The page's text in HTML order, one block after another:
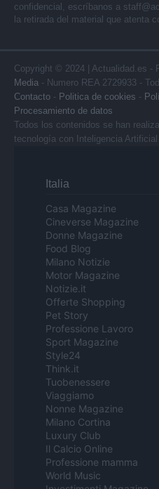
confidencial, escríbanos a
la retirada del material que atenta
Copyright © 2024 | Actualidad.es -
Media - Numero REA 2729933 -
Contacto - Politica de cookies -
Procesamiento de datos
Todos los contenidos se han
tecnología con Inteligencia
Italia
Casa Magazine
Cineverse Magazine
Donne Magazine
Food Blog
Milano Notizie
Motor Magazine
Notizie.it
Offerte Shopping
Pet Story
Professione Lavoro
Sport Magazine
Style24
Think.it
Tuobenessere
Viaggiamo
Nonne Magazine
Milano Cortina
Luxury Club
Il Calcio Online
Professione mamma
World Music